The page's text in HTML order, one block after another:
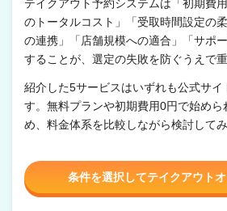
テイクアウト予約システムは「初期費
のトータルコスト」「受取時間設定の
の連携」「店舗規模への適合」「サポ
することが、選定の失敗を防ぐうえで重
紹介した5サービスはいずれも公式サイ
す。無料プランや初期費用0円で始めら
め、料金体系を比較しながら検討してみ
条件を選択してテイクアウト